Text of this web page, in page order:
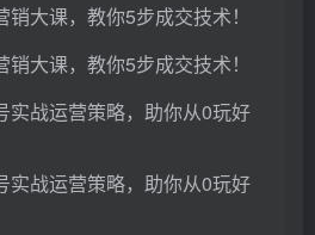
大课，教你5步成交技术！
大课，教你5步成交技术！
实战运营策略，助你从0玩好
实战运营策略，助你从0玩好